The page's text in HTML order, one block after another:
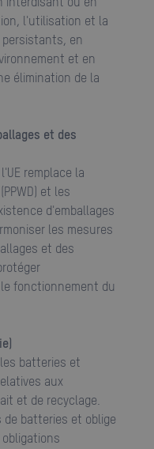
l'utilisation et la
en
et en
élimination de la
remplace la
et les
d'emballages
les mesures
et des
fonctionnement du
batteries et
aux
et de recyclage.
batteries et oblige